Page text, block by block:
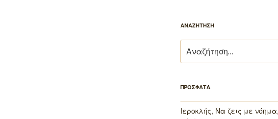
ΑΝΑΖΗΤΗΣΗ
για:
ΠΡΟΣΦΑΤΑ
Ιεροκλής, Να ζεις με